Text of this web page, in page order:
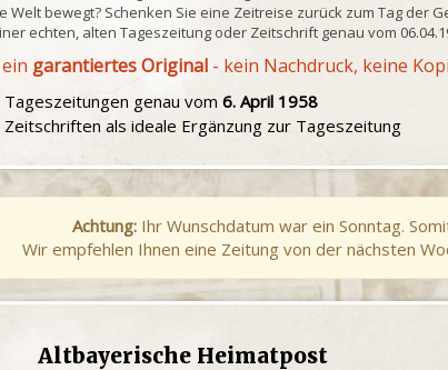
Welt bewegt? Schenken Sie eine Zeitreise zurück zum Tag der
echten, alten Tageszeitung oder Zeitschrift genau vom
garantiertes Original - kein Nachdruck, keine
genau vom6. April 1958
als ideale Ergänzung zur Tageszeitung
Achtung: Ihr Wunschdatum war ein Sonntag.
Wir empfehlen Ihnen eine Zeitung von der nächsten
Altbayerische Heimatpost